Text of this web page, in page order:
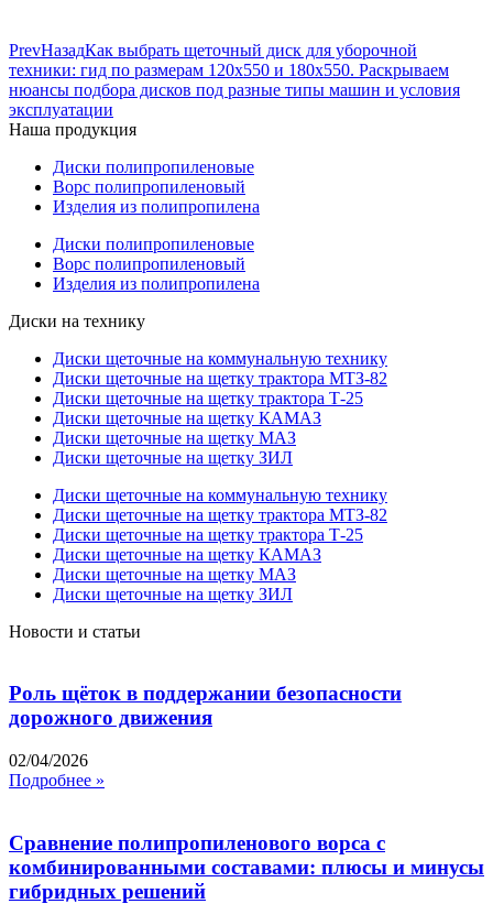
PrevНазадКак выбрать щеточный диск для уборочной
техники: гид по размерам 120х550 и 180х550. Раскрываем
нюансы подбора дисков под разные типы машин и условия
эксплуатации
Наша продукция
Диски полипропиленовые
Ворс полипропиленовый
Изделия из полипропилена
Диски полипропиленовые
Ворс полипропиленовый
Изделия из полипропилена
Диски на технику
Диски щеточные на коммунальную технику
Диски щеточные на щетку трактора МТЗ-82
Диски щеточные на щетку трактора Т-25
Диски щеточные на щетку КАМАЗ
Диски щеточные на щетку МАЗ
Диски щеточные на щетку ЗИЛ
Диски щеточные на коммунальную технику
Диски щеточные на щетку трактора МТЗ-82
Диски щеточные на щетку трактора Т-25
Диски щеточные на щетку КАМАЗ
Диски щеточные на щетку МАЗ
Диски щеточные на щетку ЗИЛ
Новости и статьи
Роль щёток в поддержании безопасности
дорожного движения
02/04/2026
Подробнее »
Сравнение полипропиленового ворса с
комбинированными составами: плюсы и минусы
гибридных решений